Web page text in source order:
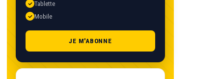
Tablette
Mobile
JE M'ABONNE